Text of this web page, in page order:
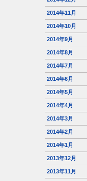
2014年11月
2014年10月
2014年9月
2014年8月
2014年7月
2014年6月
2014年5月
2014年4月
2014年3月
2014年2月
2014年1月
2013年12月
2013年11月